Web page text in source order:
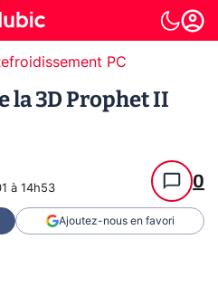
PC
la 3D Prophet II
à 14h53 0
Ajoutez-nous en favori